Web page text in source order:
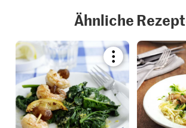
Ähnliche
Bookmark
recipe
or
add
it
to
your
collections.